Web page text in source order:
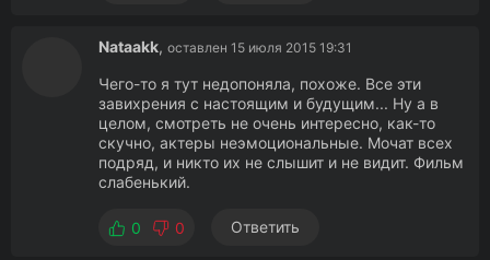
Nataakk, оставлен 15 июля 2015 19:31
Чего-то я тут недопоняла, похоже. Все эти
завихрения с настоящим и будущим... Ну а в
целом, смотреть не очень интересно, как-то
скучно, актеры неэмоциональные. Мочат всех
подряд, и никто их не слышит и не видит. Фильм
слабенький.
0 0 Ответить